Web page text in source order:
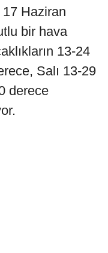
17 Haziran
bir hava
13-24
Salı 13-29
derece